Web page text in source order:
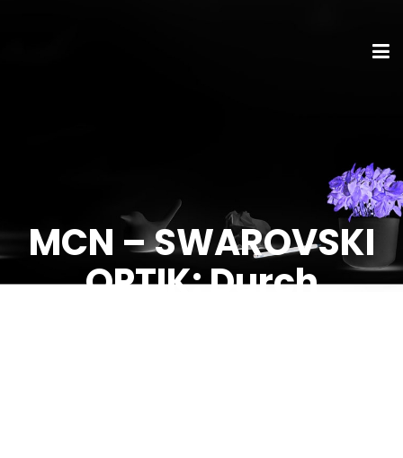
MCN – SWAROVSKI
OPTIK: Durch